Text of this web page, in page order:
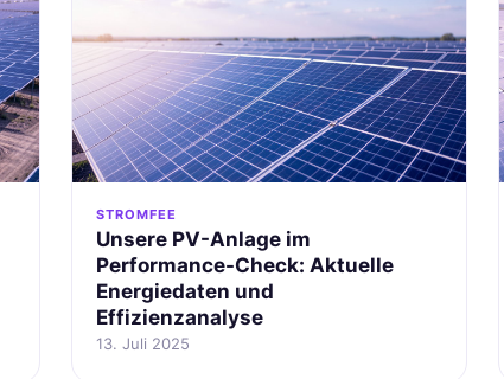
STROMFEE
Unsere PV-Anlage im
Performance-Check: Aktuelle
Energiedaten und
Effizienzanalyse
13. Juli 2025